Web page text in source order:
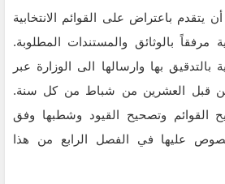
باعتراض على القوائم الانتخابية
مرفقاً بالوثائق والمستندات المطلوبة.
بالتدقيق بها وارسالها الى الوزارة عبر
قبل العشرين من شباط من كل سنة.
القوائم وتصحيح القيود وشطبها وفق
عليها في الفصل الرابع من هذا